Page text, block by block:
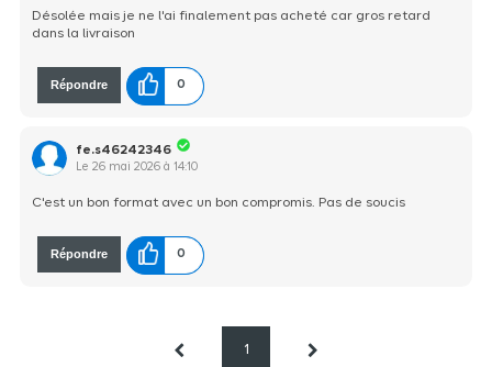
Désolée mais je ne l'ai finalement pas acheté car gros retard
dans la livraison
Répondre 0
fe.s46242346
Le26 mai 2026 à14:10
C'est un bon format avec un bon compromis. Pas de soucis
Répondre 0
1